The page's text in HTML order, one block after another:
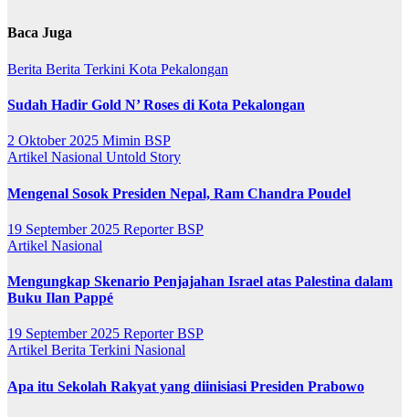
Baca Juga
Berita Berita Terkini Kota Pekalongan
Sudah Hadir Gold N’ Roses di Kota Pekalongan
2 Oktober 2025 Mimin BSP
Artikel Nasional Untold Story
Mengenal Sosok Presiden Nepal, Ram Chandra Poudel
19 September 2025 Reporter BSP
Artikel Nasional
Mengungkap Skenario Penjajahan Israel atas Palestina dalam
Buku Ilan Pappé
19 September 2025 Reporter BSP
Artikel Berita Terkini Nasional
Apa itu Sekolah Rakyat yang diinisiasi Presiden Prabowo